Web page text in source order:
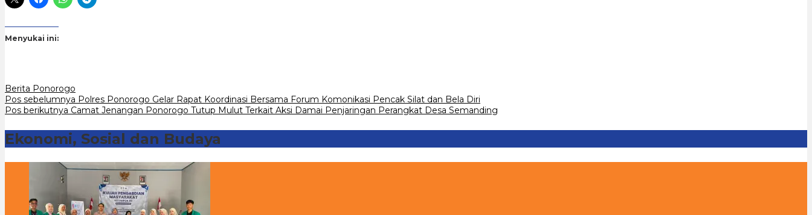
Menyukai ini:
Berita Ponorogo
Navigasi
Pos sebelumnya Polres Ponorogo Gelar Rapat Koordinasi Bersama Forum Komonikasi Pencak Silat dan Bela Diri
Pos berikutnya Camat Jenangan Ponorogo Tutup Mulut Terkait Aksi Damai Penjaringan Perangkat Desa Semanding
Ekonomi, Sosial dan Budaya